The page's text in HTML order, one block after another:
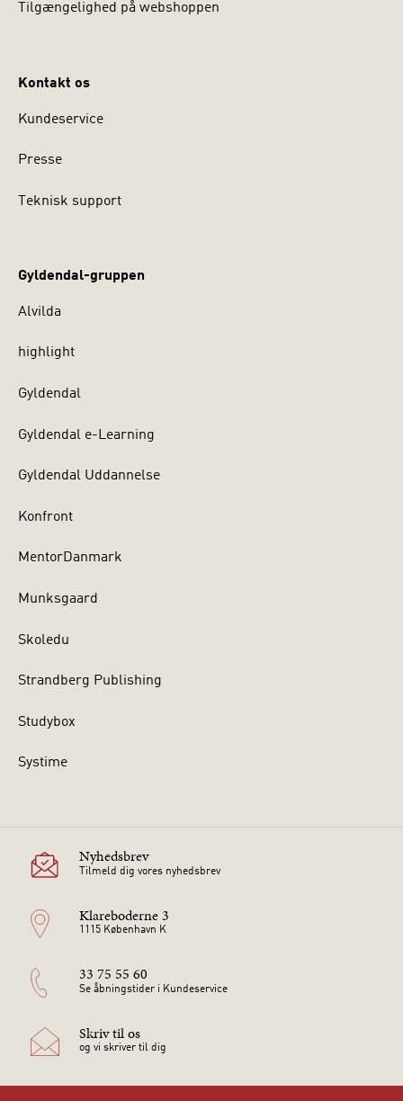
Tilgængelighed på webshoppen
Kontakt os
Kundeservice
Presse
Teknisk support
Gyldendal-gruppen
Alvilda
highlight
Gyldendal
Gyldendal e-Learning
Gyldendal Uddannelse
Konfront
MentorDanmark
Munksgaard
Skoledu
Strandberg Publishing
Studybox
Systime
Nyhedsbrev
Tilmeld dig vores nyhedsbrev
Klareboderne 3
1115 København K
33 75 55 60
Se åbningstider i Kundeservice
Skriv til os
og vi skriver til dig